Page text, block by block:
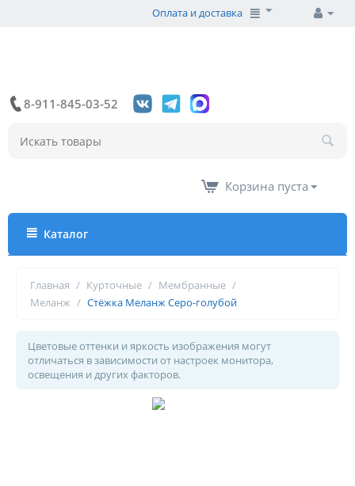
Оплата и доставка
8-911-845-03-52
Корзина пуста
Каталог
Главная / Курточные / Мембранные /
Меланж / Стёжка Меланж Серо-голубой
Цветовые оттенки и яркость изображения могут
отличаться в зависимости от настроек монитора,
освещения и других факторов.